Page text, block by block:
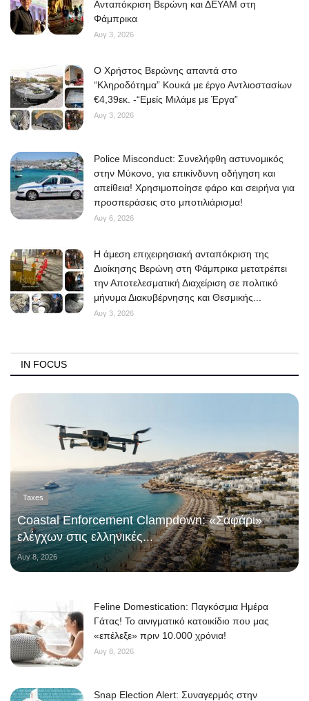
Ανταπόκριση Βερώνη και ΔΕΥΑΜ στη
Φάμπρικα
Αυγ 3, 2026
O Χρήστος Βερώνης απαντά στο
“Κληροδότημα” Κουκά με έργο Αντλιοστασίων
€4,39εκ. -“Εμείς Μιλάμε με Έργα”
Αυγ 3, 2026
Police Misconduct: Συνελήφθη αστυνομικός
στην Μύκονο, για επικίνδυνη οδήγηση και
απείθεια! Χρησιμοποίησε φάρο και σειρήνα για
προσπεράσεις στο μποτιλιάρισμα!
Αυγ 6, 2026
Η άμεση επιχειρησιακή ανταπόκριση της
Διοίκησης Βερώνη στη Φάμπρικα μετατρέπει
την Αποτελεσματική Διαχείριση σε πολιτικό
μήνυμα Διακυβέρνησης και Θεσμικής...
Αυγ 3, 2026
IN FOCUS
Taxes
Coastal Enforcement Clampdown: «Σαφάρι»
ελέγχων στις ελληνικές...
Αυγ 8, 2026
Feline Domestication: Παγκόσμια Ημέρα
Γάτας! Το αινιγματικό κατοικίδιο που μας
«επέλεξε» πριν 10.000 χρόνια!
Αυγ 8, 2026
Snap Election Alert: Συναγερμός στην